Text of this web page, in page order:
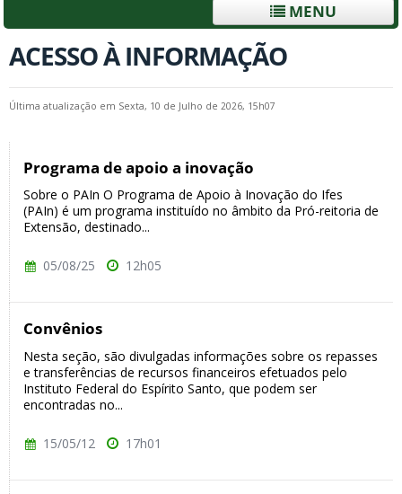
MENU
ACESSO À INFORMAÇÃO
Última atualização em Sexta, 10 de Julho de 2026, 15h07
Programa de apoio a inovação
Sobre o PAIn O Programa de Apoio à Inovação do Ifes
(PAIn) é um programa instituído no âmbito da Pró-reitoria de
Extensão, destinado...
05/08/25 12h05
Convênios
Nesta seção, são divulgadas informações sobre os repasses
e transferências de recursos financeiros efetuados pelo
Instituto Federal do Espírito Santo, que podem ser
encontradas no...
15/05/12 17h01